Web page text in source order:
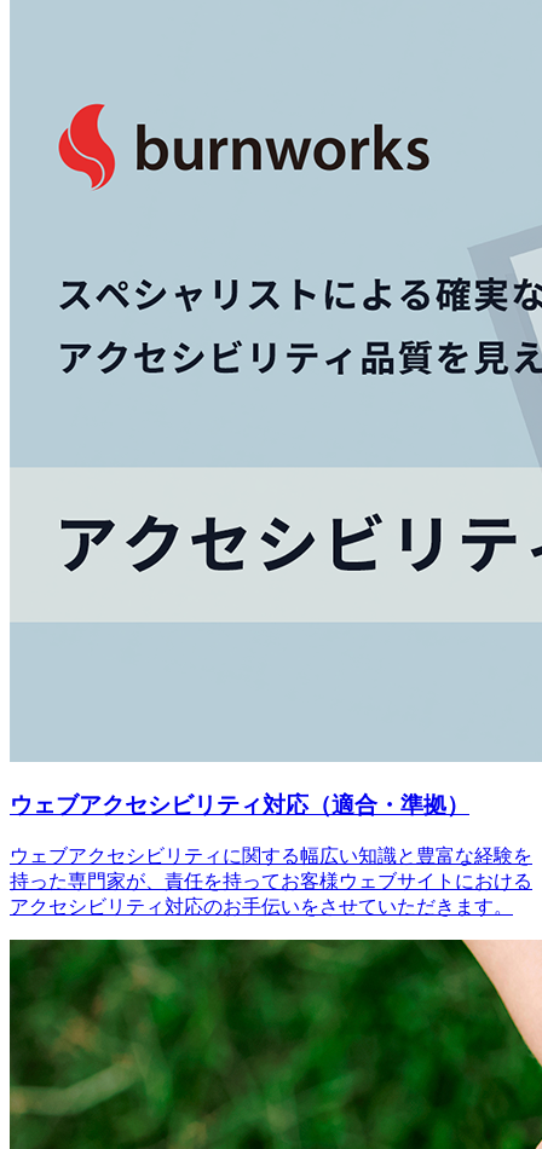
ウェブアクセシビリティ対応（適合・準拠）
ウェブアクセシビリティに関する幅広い知識と豊富な経験を
持った専門家が、責任を持ってお客様ウェブサイトにおける
アクセシビリティ対応のお手伝いをさせていただきます。